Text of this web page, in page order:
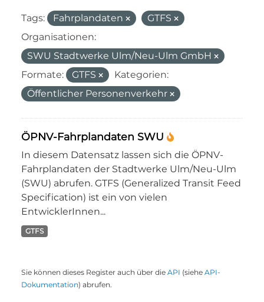
Tags: Fahrplandaten
GTFS
Organisationen:
SWU Stadtwerke Ulm/Neu-Ulm GmbH
Formate:
GTFS
Kategorien:
Öffentlicher Personenverkehr
ÖPNV-Fahrplandaten SWU
In diesem Datensatz lassen sich die ÖPNV-
Fahrplandaten der Stadtwerke Ulm/Neu-Ulm
(SWU) abrufen. GTFS (Generalized Transit Feed
Specification) ist ein von vielen
EntwicklerInnen...
GTFS
Sie können dieses Register auch über die API (siehe API-
Dokumentation) abrufen.